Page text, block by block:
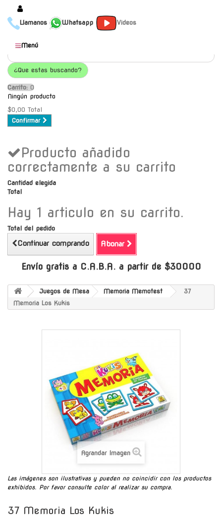
Llamanos Whatsapp Videos
Productos
Populares
Categorías
Marcas
Mayoristas
Contacto
Envío gratis a C.A.B.A. a
partir de $30000
Menú
¿Que estas buscando?
Carrito: O
Ningún producto
$0,00 Total
Confirmar
Producto añadido
correctamente a su carrito
Cantidad elegida
Total
Hay 1 articulo en su carrito.
Total del pedido
Continuar comprando Abonar
Envío gratis a C.A.B.A. a partir de $30000
Juegos de Mesa Memoria Memotest
37
Memoria Los Kukis
Agrandar Imagen
Las imágenes son ilustrativas y pueden no coincidir con los productos
exhibidos. Por favor consulte color al realizar su compra.
37 Memoria Los Kukis